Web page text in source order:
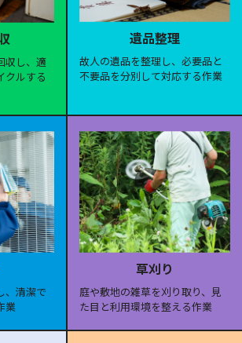
収し、適
クルする
遺品整理
故人の遺品を整理し、必要品と
不要品を分別して対応する作業
、清潔で
業
草刈り
庭や敷地の雑草を刈り取り、見
た目と利用環境を整える作業